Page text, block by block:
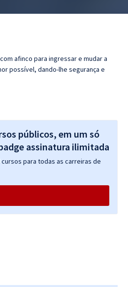
afinco para ingressar e mudar a
possível, dando-lhe segurança e
públicos, em um só
para todas as carreiras de